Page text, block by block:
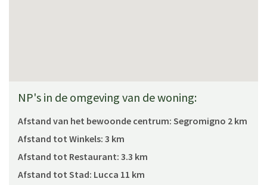
NP's in de omgeving van de woning:
Afstand van het bewoonde centrum: Segromigno 2 km
Afstand tot Winkels: 3 km
Afstand tot Restaurant: 3.3 km
Afstand tot Stad: Lucca 11 km